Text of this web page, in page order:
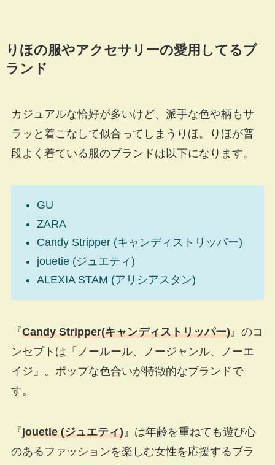
りほの服やアクセサリーの愛用してるブ
ランド
カジュアルな恰好が多いけど、派手な色や柄もサ
ラッと着こなして似合ってしまうりほ。りほが普
段よく着ている服のブランドは以下になります。
GU
ZARA
Candy Stripper (キャンディストリッパー)
jouetie (ジュエティ)
ALEXIA STAM (アリシアスタン)
『Candy Stripper(キャンディストリッパー)』のコ
ンセプトは「ノールール、ノージャンル、ノーエ
イジ」。ポップな色合いが特徴的なブランドで
す。
『jouetie (ジュエティ)』は年齢を重ねても遊び心
のあるファッションを楽しむ女性を応援するブラ